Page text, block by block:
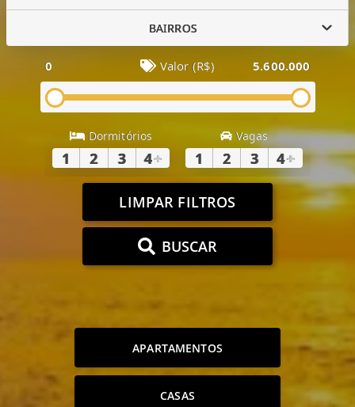
BAIRROS
0 Valor (R$) 5.600.000
Dormitórios
1 2 3 4+
Vagas
1 2 3 4+
LIMPAR FILTROS
BUSCAR
APARTAMENTOS
CASAS